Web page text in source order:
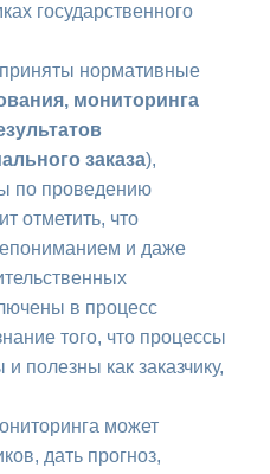
государственного
нормативные
мониторинга
заказа),
по проведению
отметить, что
и даже
в процесс
того, что процессы
полезны как заказчику,
может
дать прогноз,